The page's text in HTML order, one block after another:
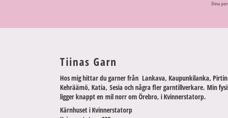
Dina
Tiinas Garn
Hos mig hittar du garner från Lankava, Kaupunkilanka, Pirtin
Kehräämö, Katia, Sesia och några fler garntillverkare. Min
ligger knappt en mil norr om Örebro, i Kvinnerstatorp.
Kärnhuset i Kvinnerstatorp